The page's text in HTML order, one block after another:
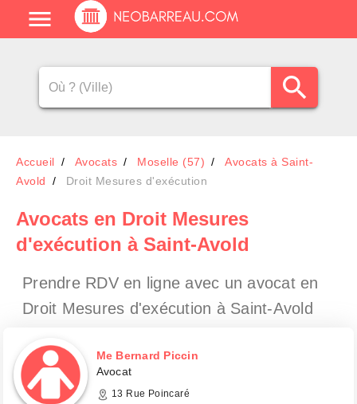
Accueil Avocats Moselle (57)
Avocats à Saint-
Avold
Droit Mesures d'exécution
Avocats en Droit Mesures
d'exécution à Saint-Avold
Prendre RDV en ligne avec un avocat en
Droit Mesures d'exécution à Saint-Avold
Me Bernard Piccin
Avocat
13 Rue Poincaré